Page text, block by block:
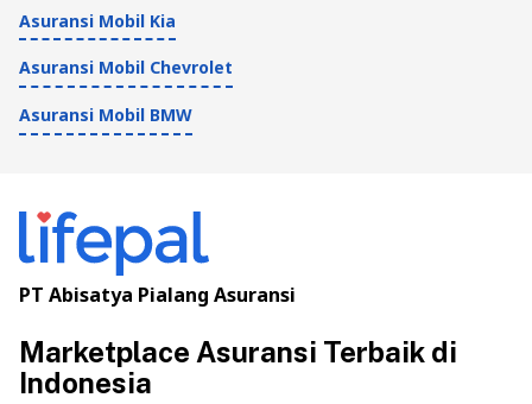
Asuransi Mobil Kia
Asuransi Mobil Chevrolet
Asuransi Mobil BMW
PT Abisatya Pialang Asuransi
Marketplace Asuransi Terbaik di
Indonesia